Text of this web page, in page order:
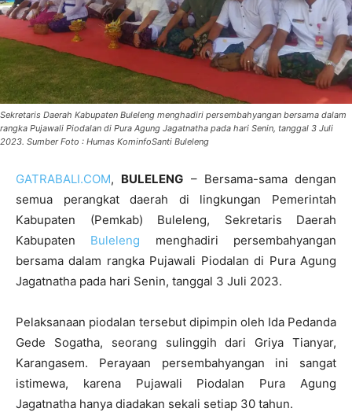
Sekretaris Daerah Kabupaten Buleleng menghadiri persembahyangan bersama dalam
rangka Pujawali Piodalan di Pura Agung Jagatnatha pada hari Senin, tanggal 3 Juli
2023. Sumber Foto : Humas KominfoSanti Buleleng
GATRABALI.COM, BULELENG – Bersama-sama dengan
semua perangkat daerah di lingkungan Pemerintah
Kabupaten (Pemkab) Buleleng, Sekretaris Daerah
Kabupaten Buleleng menghadiri persembahyangan
bersama dalam rangka Pujawali Piodalan di Pura Agung
Jagatnatha pada hari Senin, tanggal 3 Juli 2023.
Pelaksanaan piodalan tersebut dipimpin oleh Ida Pedanda
Gede Sogatha, seorang sulinggih dari Griya Tianyar,
Karangasem. Perayaan persembahyangan ini sangat
istimewa, karena Pujawali Piodalan Pura Agung
Jagatnatha hanya diadakan sekali setiap 30 tahun.